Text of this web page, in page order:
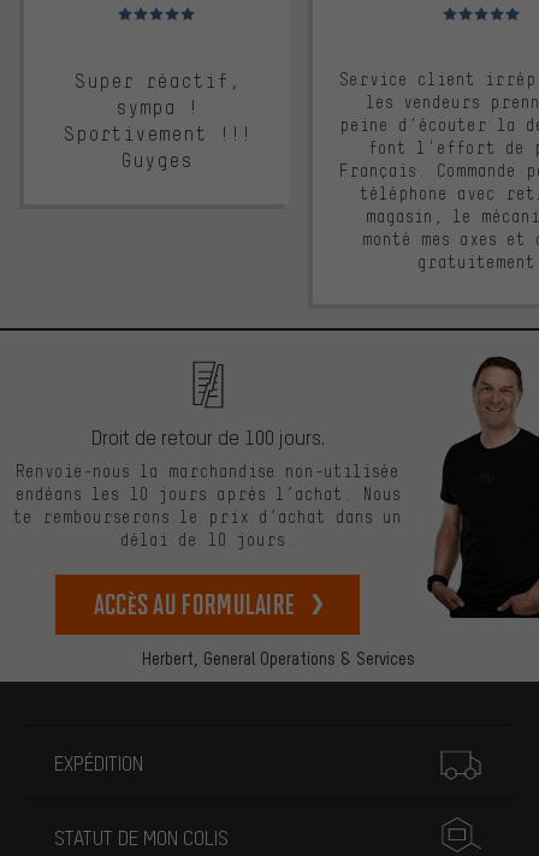
Note moyenne : 5 sur 5
Super réactif,
sympa !
Sportivement !!!
Guyges
Note moyenne :
Service client
les vendeurs
peine d'écouter la
font l'effort de
Français. Commande
téléphone avec
magasin, le
monté mes axes et
Herbert, General Operations & Services
Droit de retour de 100 jours.
Renvoie-nous la marchandise non-utilisée
endéans les 10 jours après l’achat. Nous
te rembourserons le prix d’achat dans un
délai de 10 jours.
Accès au formulaire
EXPÉDITION
STATUT DE MON COLIS